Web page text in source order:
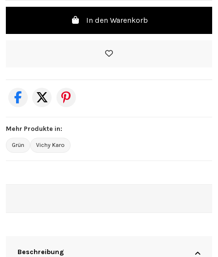
In den Warenkorb
Mehr Produkte in:
Grün Vichy Karo
Beschreibung